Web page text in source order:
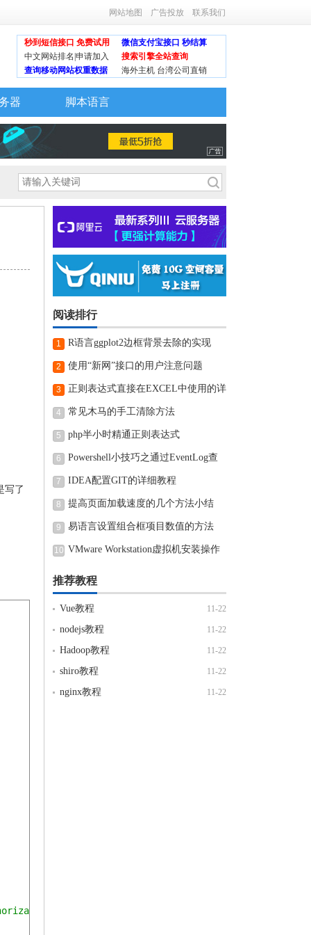
网站地图 广告投放 联系我们
秒到短信接口 免费试用
微信支付宝接口 秒结算
中文网站排名|申请加入
搜索引擎全站查询
查询移动网站权重数据
海外主机 台湾公司直销
器 脚本语言
写了
阅读排行
1 R语言ggplot2边框背景去除的实现
2 使用“新网”接口的用户注意问题
3
正则表达式直接在EXCEL中使用的详
细步骤
4 常见木马的手工清除方法
5 php半小时精通正则表达式
6
Powershell小技巧之通过EventLog查
看近期电脑开机和关机时间
7 IDEA配置GIT的详细教程
8 提高页面加载速度的几个方法小结
9 易语言设置组合框项目数值的方法
10 VMware Workstation虚拟机安装操作
推荐教程
11-22
Vue教程
11-22
nodejs教程
11-22
Hadoop教程
11-22
shiro教程
11-22
nginx教程